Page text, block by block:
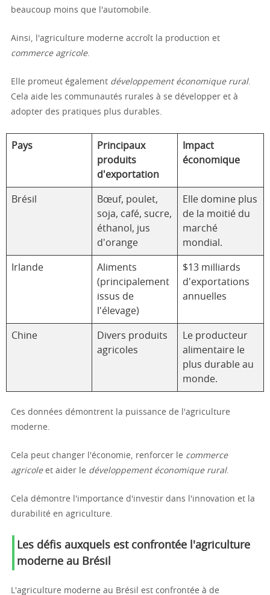
beaucoup moins que l'automobile.
Ainsi, l'agriculture moderne accroît la production et
commerce agricole.
Elle promeut également développement économique rural.
Cela aide les communautés rurales à se développer et à
adopter des pratiques plus durables.
Pays
Principaux
produits
d'exportation
Impact
économique
Brésil
Bœuf, poulet,
soja, café, sucre,
éthanol, jus
d'orange
Elle domine plus
de la moitié du
marché
mondial.
Irlande
Aliments
(principalement
issus de
l'élevage)
$13 milliards
d'exportations
annuelles
Chine
Divers produits
agricoles
Le producteur
alimentaire le
plus durable au
monde.
Ces données démontrent la puissance de l'agriculture
moderne.
Cela peut changer l'économie, renforcer le commerce
agricoleet aider le développement économique rural.
Cela démontre l'importance d'investir dans l'innovation et la
durabilité en agriculture.
Les défis auxquels est confrontée l'agriculture
moderne au Brésil
L'agriculture moderne au Brésil est confrontée à de